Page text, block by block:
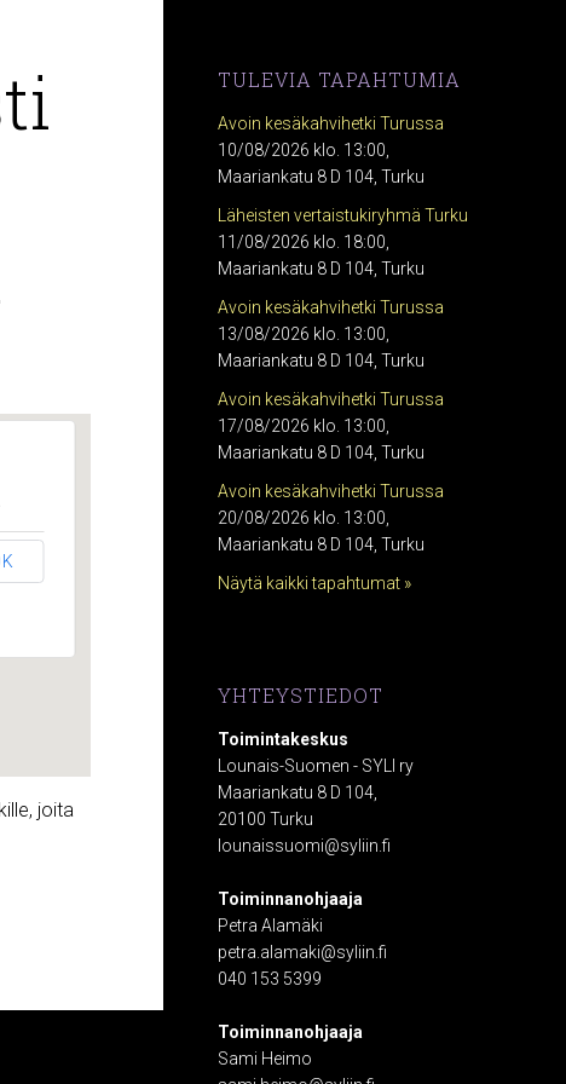
joita
TULEVIA TAPAHTUMIA
Avoin kesäkahvihetki Turussa
10/08/2026 klo. 13:00,
Maariankatu 8 D 104, Turku
Läheisten vertaistukiryhmä Turku
11/08/2026 klo. 18:00,
Maariankatu 8 D 104, Turku
Avoin kesäkahvihetki Turussa
13/08/2026 klo. 13:00,
Maariankatu 8 D 104, Turku
Avoin kesäkahvihetki Turussa
17/08/2026 klo. 13:00,
Maariankatu 8 D 104, Turku
Avoin kesäkahvihetki Turussa
20/08/2026 klo. 13:00,
Maariankatu 8 D 104, Turku
Näytä kaikki tapahtumat »
YHTEYSTIEDOT
Toimintakeskus
Lounais-Suomen - SYLI ry
Maariankatu 8 D 104,
20100 Turku
lounaissuomi@syliin.fi
Toiminnanohjaaja
Petra Alamäki
petra.alamaki@syliin.fi
040 153 5399
Toiminnanohjaaja
Sami Heimo